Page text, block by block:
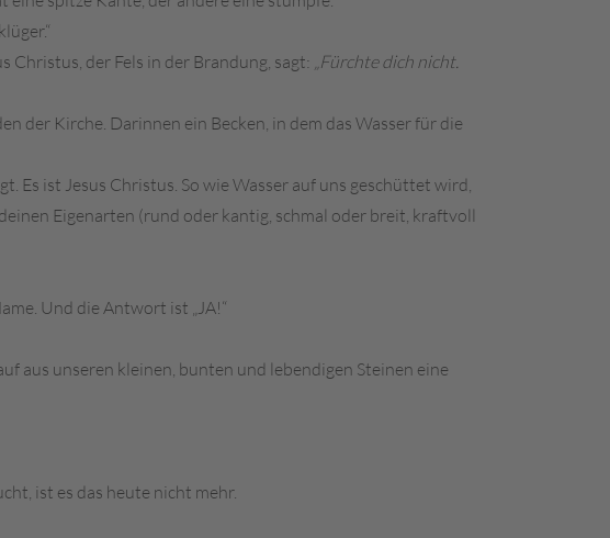
Christus, der Fels in der Brandung, sagt: „Fürchte dich nicht.
der Kirche. Darinnen ein Becken, in dem das Wasser für die
Es ist Jesus Christus. So wie Wasser auf uns geschüttet wird,
Eigenarten (rund oder kantig, schmal oder breit, kraftvoll
Und die Antwort ist „JA!“
aus unseren kleinen, bunten und lebendigen Steinen eine
ist es das heute nicht mehr.